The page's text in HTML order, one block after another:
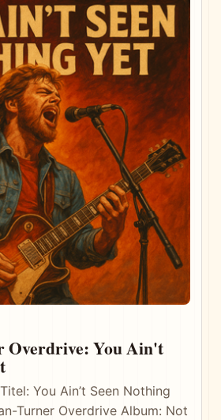
Overdrive: You Ain't
You Ain’t Seen Nothing
Turner Overdrive Album: Not